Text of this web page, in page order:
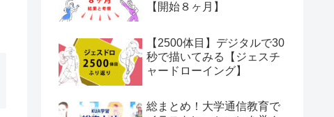
【開始８ヶ月】
【2500体目】デジタルで30
秒で描いてみる【ジェスチ
ャードローイング】
総まとめ！大学通信教育で